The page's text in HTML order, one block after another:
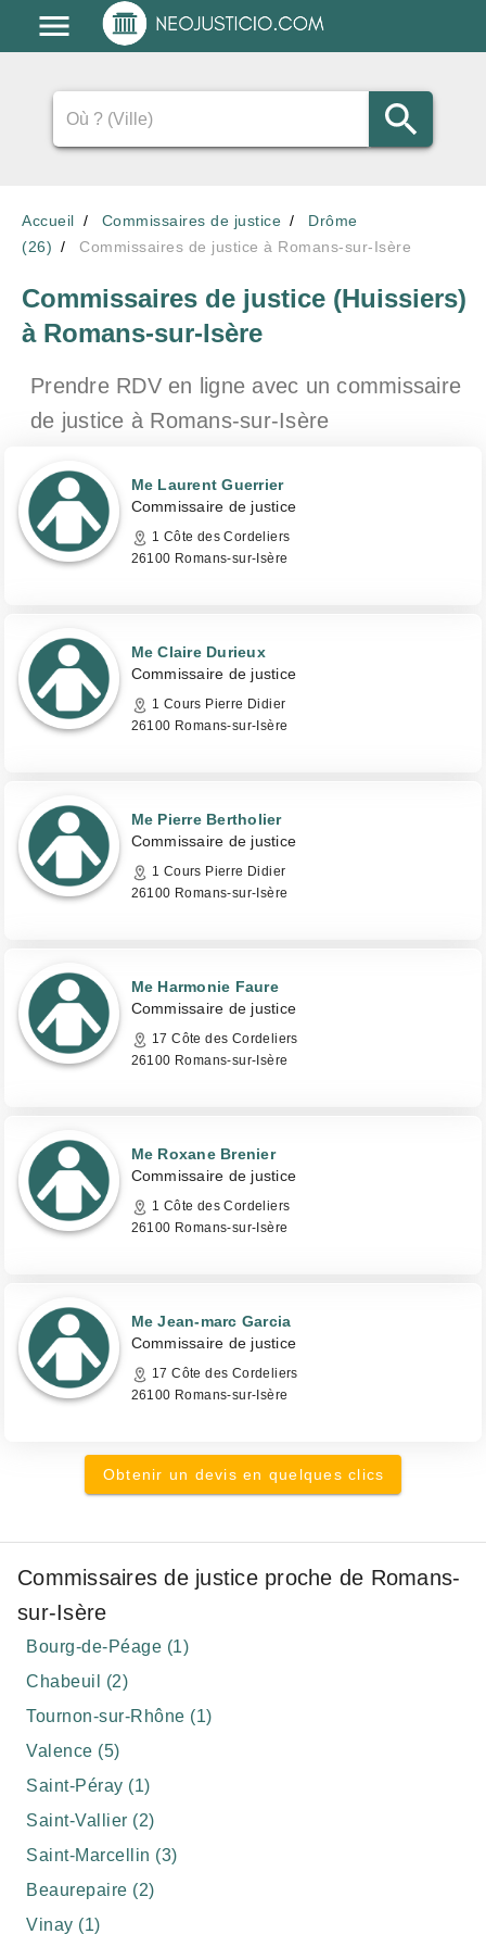
Accueil Commissaires de justice
Drôme
(26)
Commissaires de justice à Romans-sur-Isère
Commissaires de justice (Huissiers)
à Romans-sur-Isère
Prendre RDV en ligne avec un commissaire
de justice à Romans-sur-Isère
Me Laurent Guerrier
Commissaire de justice
1 Côte des Cordeliers
26100 Romans-sur-Isère
Me Claire Durieux
Commissaire de justice
1 Cours Pierre Didier
26100 Romans-sur-Isère
Me Pierre Bertholier
Commissaire de justice
1 Cours Pierre Didier
26100 Romans-sur-Isère
Me Harmonie Faure
Commissaire de justice
17 Côte des Cordeliers
26100 Romans-sur-Isère
Me Roxane Brenier
Commissaire de justice
1 Côte des Cordeliers
26100 Romans-sur-Isère
Me Jean-marc Garcia
Commissaire de justice
17 Côte des Cordeliers
26100 Romans-sur-Isère
Obtenir un devis en quelques clics
Commissaires de justice proche de Romans-
sur-Isère
Bourg-de-Péage (1)
Chabeuil (2)
Tournon-sur-Rhône (1)
Valence (5)
Saint-Péray (1)
Saint-Vallier (2)
Saint-Marcellin (3)
Beaurepaire (2)
Vinay (1)